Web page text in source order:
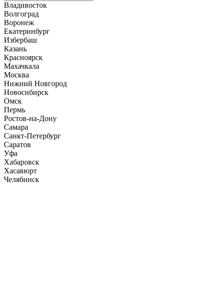
Владивосток
Волгоград
Воронеж
Екатеринбург
Избербаш
Казань
Красноярск
Махачкала
Москва
Нижний Новгород
Новосибирск
Омск
Пермь
Ростов-на-Дону
Самара
Санкт-Петербург
Саратов
Уфа
Хабаровск
Хасавюрт
Челябинск